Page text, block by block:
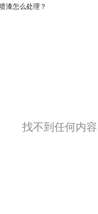
漆怎么处理？
找不到任何内容